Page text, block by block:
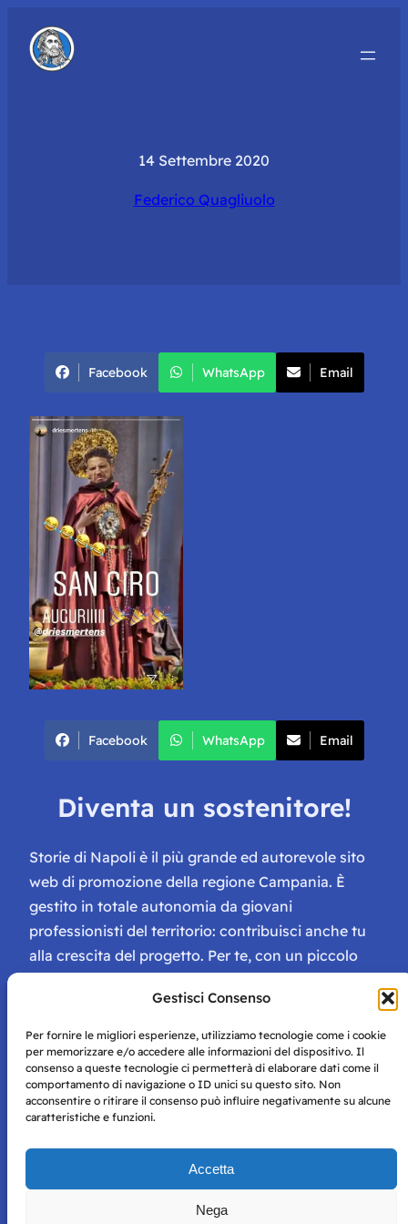
Gestisci Consenso
Per fornire le migliori esperienze, utilizziamo tecnologie come i cookie
per memorizzare e/o accedere alle informazioni del dispositivo. Il
consenso a queste tecnologie ci permetterà di elaborare dati come il
comportamento di navigazione o ID unici su questo sito. Non
acconsentire o ritirare il consenso può influire negativamente su alcune
caratteristiche e funzioni.
Accetta
Nega
14 Settembre 2020
Federico Quagliuolo
Facebook WhatsApp Email
Facebook WhatsApp Email
Diventa un sostenitore!
Storie di Napoli è il più grande ed autorevole sito
web di promozione della regione Campania. È
gestito in totale autonomia da giovani
professionisti del territorio: contribuisci anche tu
alla crescita del progetto. Per te, con un piccolo
tessera di Storie Campane, libri e magazine gratis
e inviti ad eventi esclusivi!
Storie di Napoli è una testata registrata presso il tribunale di
per mero scopo didattico e informativo.